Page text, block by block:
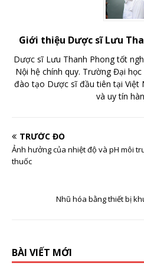
Giới thiệu Dược sĩ Lưu
Dược sĩ Lưu Thanh Phong tốt
Nội hệ chính quy. Trường Đại
đào tạo Dược sĩ đầu tiên tại Việt
và uy tín
TRƯỚC ĐÓ
Ảnh hưởng của nhiệt độ và pH môi
thuốc
Nhũ hóa bằng thiết bị
BÀI VIẾT MỚI